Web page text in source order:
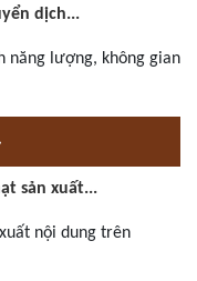
dịch...
năng lượng, không gian
sản xuất...
nội dung trên